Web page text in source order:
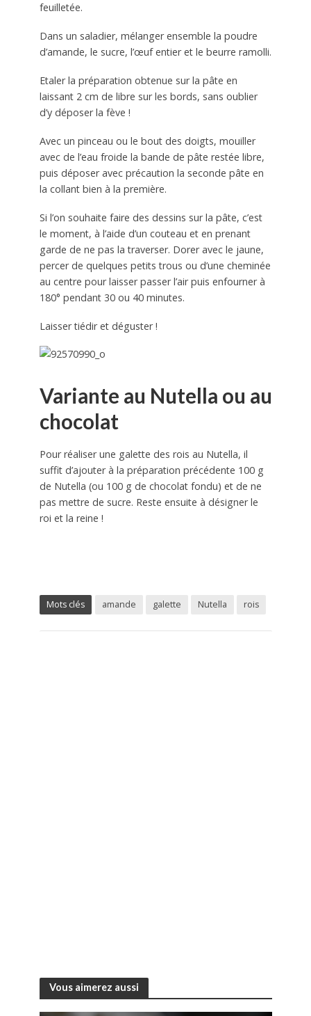
feuilletée.
Dans un saladier, mélanger ensemble la poudre
d’amande, le sucre, l’œuf entier et le beurre ramolli.
Etaler la préparation obtenue sur la pâte en
laissant 2 cm de libre sur les bords, sans oublier
d’y déposer la fève !
Avec un pinceau ou le bout des doigts, mouiller
avec de l’eau froide la bande de pâte restée libre,
puis déposer avec précaution la seconde pâte en
la collant bien à la première.
Si l’on souhaite faire des dessins sur la pâte, c’est
le moment, à l’aide d’un couteau et en prenant
garde de ne pas la traverser. Dorer avec le jaune,
percer de quelques petits trous ou d’une cheminée
au centre pour laisser passer l’air puis enfourner à
180° pendant 30 ou 40 minutes.
Laisser tiédir et déguster !
Variante au Nutella ou au
chocolat
Pour réaliser une galette des rois au Nutella, il
suffit d’ajouter à la préparation précédente 100 g
de Nutella (ou 100 g de chocolat fondu) et de ne
pas mettre de sucre. Reste ensuite à désigner le
roi et la reine !
Mots clés amande galette Nutella rois
Vous aimerez aussi